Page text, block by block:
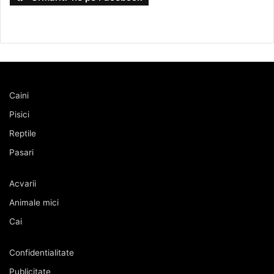
Caini
Pisici
Reptile
Pasari
Acvarii
Animale mici
Cai
Confidentialitate
Publicitate